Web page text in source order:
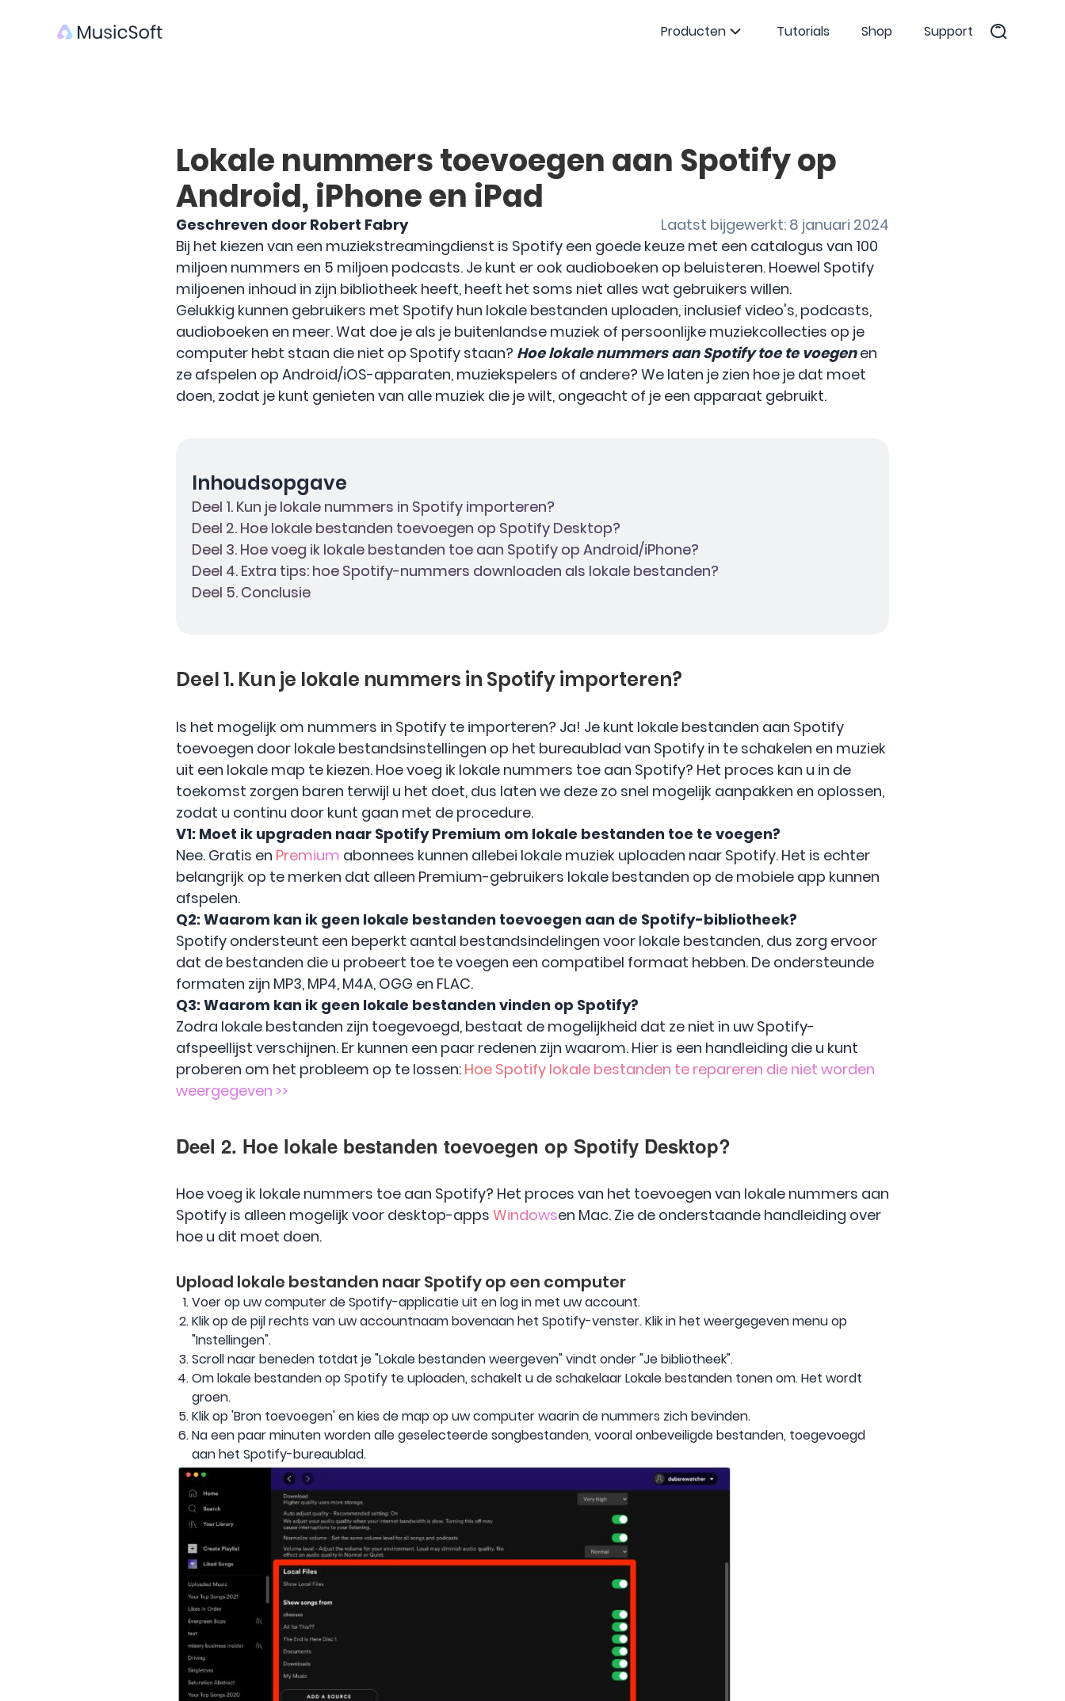
Producten Tutorials Shop Support
Lokale nummers toevoegen aan Spotify op
Android, iPhone en iPad
Geschreven door Robert Fabry
Laatst bijgewerkt: 8 januari 2024
Bij het kiezen van een muziekstreamingdienst is Spotify een goede keuze met een catalogus van 100
miljoen nummers en 5 miljoen podcasts. Je kunt er ook audioboeken op beluisteren. Hoewel Spotify
miljoenen inhoud in zijn bibliotheek heeft, heeft het soms niet alles wat gebruikers willen.
Gelukkig kunnen gebruikers met Spotify hun lokale bestanden uploaden, inclusief video's, podcasts,
audioboeken en meer. Wat doe je als je buitenlandse muziek of persoonlijke muziekcollecties op je
computer hebt staan ​​die niet op Spotify staan? Hoe lokale nummers aan Spotify toe te voegenen
ze afspelen op Android/iOS-apparaten, muziekspelers of andere? We laten je zien hoe je dat moet
doen, zodat je kunt genieten van alle muziek die je wilt, ongeacht of je een apparaat gebruikt.
Inhoudsopgave
Deel 1. Kun je lokale nummers in Spotify importeren?
Deel 2. Hoe lokale bestanden toevoegen op Spotify Desktop?
Deel 3. Hoe voeg ik lokale bestanden toe aan Spotify op Android/iPhone?
Deel 4. Extra tips: hoe Spotify-nummers downloaden als lokale bestanden?
Deel 5. Conclusie
Deel 1. Kun je lokale nummers in Spotify importeren?
Is het mogelijk om nummers in Spotify te importeren? Ja! Je kunt lokale bestanden aan Spotify
toevoegen door lokale bestandsinstellingen op het bureaublad van Spotify in te schakelen en muziek
uit een lokale map te kiezen. Hoe voeg ik lokale nummers toe aan Spotify? Het proces kan u in de
toekomst zorgen baren terwijl u het doet, dus laten we deze zo snel mogelijk aanpakken en oplossen,
zodat u continu door kunt gaan met de procedure.
V1: Moet ik upgraden naar Spotify Premium om lokale bestanden toe te voegen?
Nee. Gratis en Premium abonnees kunnen allebei lokale muziek uploaden naar Spotify. Het is echter
belangrijk op te merken dat alleen Premium-gebruikers lokale bestanden op de mobiele app kunnen
afspelen.
Q2:Waarom kan ik geen lokale bestanden toevoegen aan de Spotify-bibliotheek?
Spotify ondersteunt een beperkt aantal bestandsindelingen voor lokale bestanden, dus zorg ervoor
dat de bestanden die u probeert toe te voegen een compatibel formaat hebben. De ondersteunde
formaten zijn MP3, MP4, M4A, OGG en FLAC.
Q3:Waarom kan ik geen lokale bestanden vinden op Spotify?
Zodra lokale bestanden zijn toegevoegd, bestaat de mogelijkheid dat ze niet in uw Spotify-
afspeellijst verschijnen. Er kunnen een paar redenen zijn waarom. Hier is een handleiding die u kunt
proberen om het probleem op te lossen: Hoe Spotify lokale bestanden te repareren die niet worden
weergegeven >>
Deel 2. Hoe lokale bestanden toevoegen op Spotify Desktop?
Hoe voeg ik lokale nummers toe aan Spotify? Het proces van het toevoegen van lokale nummers aan
Spotify is alleen mogelijk voor desktop-apps Windowsen Mac. Zie de onderstaande handleiding over
hoe u dit moet doen.
Upload lokale bestanden naar Spotify op een computer
Voer op uw computer de Spotify-applicatie uit en log in met uw account.
Klik op de pijl rechts van uw accountnaam bovenaan het Spotify-venster. Klik in het weergegeven menu op
"Instellingen".
Scroll naar beneden totdat je "Lokale bestanden weergeven" vindt onder "Je bibliotheek".
Om lokale bestanden op Spotify te uploaden, schakelt u de schakelaar Lokale bestanden tonen om. Het wordt
groen.
Klik op 'Bron toevoegen' en kies de map op uw computer waarin de nummers zich bevinden.
Na een paar minuten worden alle geselecteerde songbestanden, vooral onbeveiligde bestanden, toegevoegd
aan het Spotify-bureaublad.